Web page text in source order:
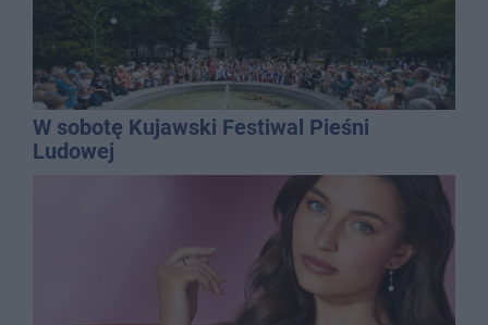
W sobotę Kujawski Festiwal Pieśni
Ludowej